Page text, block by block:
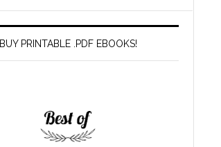
BUY PRINTABLE .PDF EBOOKS!